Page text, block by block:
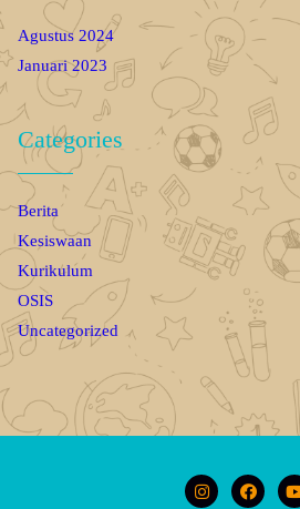
Agustus 2024
Januari 2023
Categories
Berita
Kesiswaan
Kurikulum
OSIS
Uncategorized